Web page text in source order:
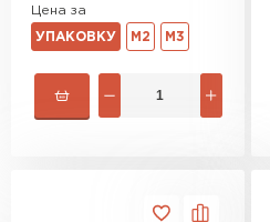
Цена за
УПАКОВКУ М2 М3